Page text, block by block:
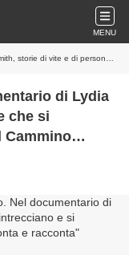
MENU
è il Cammino stesso che si racconta e racconta
di Lydia
che si
Cammino